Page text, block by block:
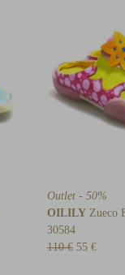
Outlet - 50%
OILILY Zueco
30584
110 € 55 €